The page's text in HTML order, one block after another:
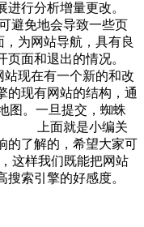
行分析增量更改。
免地会导致一些页
为网站导航，具有良
面和退出的情况。
在有一个新的和改
的现有网站的结构，通
图。一旦提交，蜘蛛
。 上面就是小编关
的了解的，希望大家可
这样我们既能把网站
索引擎的好感度。